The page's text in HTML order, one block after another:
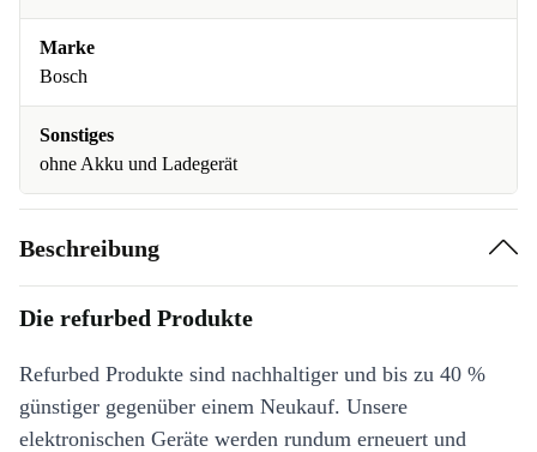
Marke
Bosch
Sonstiges
ohne Akku und Ladegerät
Beschreibung
Die refurbed Produkte
Refurbed Produkte sind nachhaltiger und bis zu 40 %
günstiger gegenüber einem Neukauf. Unsere
elektronischen Geräte werden rundum erneuert und